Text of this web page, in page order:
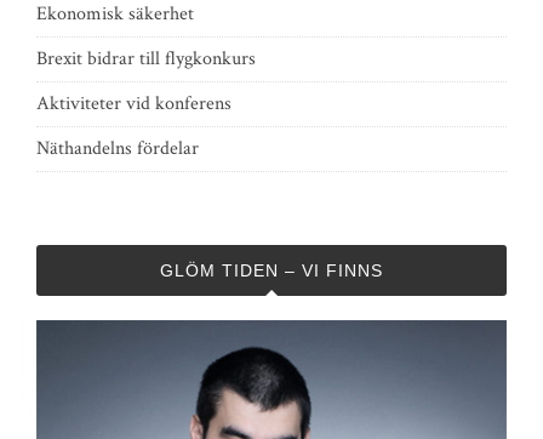
Ekonomisk säkerhet
Brexit bidrar till flygkonkurs
Aktiviteter vid konferens
Näthandelns fördelar
GLÖM TIDEN – VI FINNS